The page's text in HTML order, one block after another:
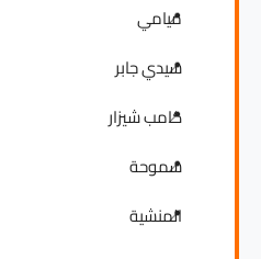
ميامي
سيدي جابر
كامب شيزار
سموحة
المنشية